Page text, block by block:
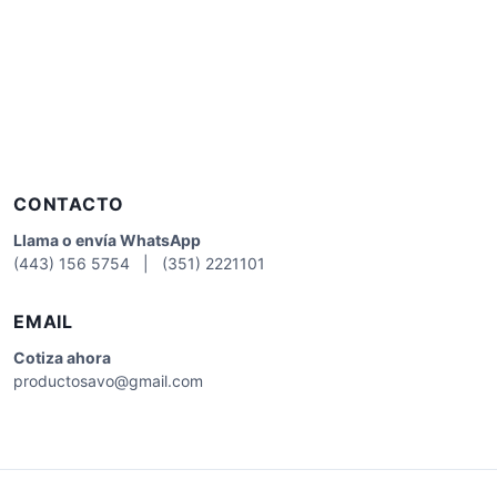
CONTACTO
Llama o envía WhatsApp
(443) 156 5754 | (351) 2221101
EMAIL
Cotizaahora
productosavo@gmail.com